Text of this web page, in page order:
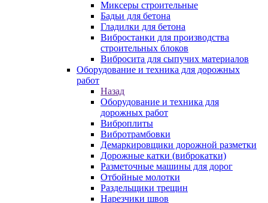
Миксеры строительные
Бадьи для бетона
Гладилки для бетона
Вибростанки для производства
строительных блоков
Вибросита для сыпучих материалов
Оборудование и техника для дорожных
работ
Назад
Оборудование и техника для
дорожных работ
Виброплиты
Вибротрамбовки
Демаркировщики дорожной разметки
Дорожные катки (виброкатки)
Разметочные машины для дорог
Отбойные молотки
Раздельщики трещин
Нарезчики швов